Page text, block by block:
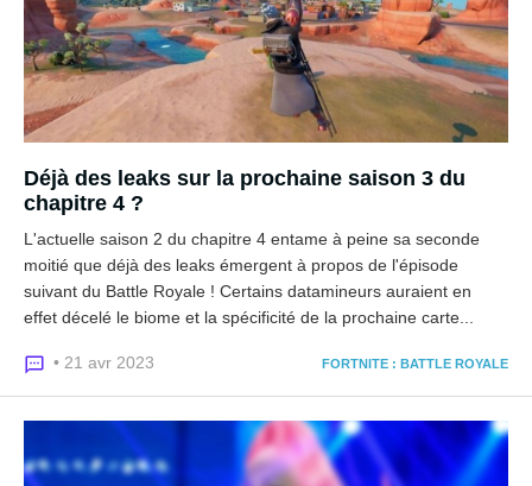
Déjà des leaks sur la prochaine saison 3 du
chapitre 4 ?
L'actuelle saison 2 du chapitre 4 entame à peine sa seconde
moitié que déjà des leaks émergent à propos de l'épisode
suivant du Battle Royale ! Certains datamineurs auraient en
effet décelé le biome et la spécificité de la prochaine carte...
• 21 avr 2023 FORTNITE : BATTLE ROYALE